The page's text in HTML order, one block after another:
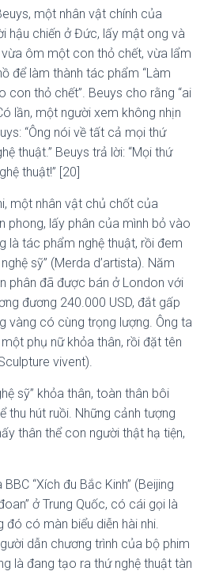
một nhân vật chính của
hậu chiến ở Đức, lấy mật ong và
ôm một con thỏ chết, vừa lẩm
để làm thành tác phẩm “Làm
con thỏ chết”. Beuys cho rằng “ai
lần, một người xem không nhịn
“Ông nói về tất cả mọi thứ
thuật.” Beuys trả lời: “Mọi thứ
thuật!” [20]
một nhân vật chủ chốt của
phong, lấy phân của mình bỏ vào
là tác phẩm nghệ thuật, rồi đem
sỹ” (Merda d’artista). Năm
phân đã được bán ở London với
đương 240.000 USD, đắt gấp
vàng có cùng trọng lượng. Ông ta
phụ nữ khỏa thân, rồi đặt tên
vivent).
sỹ” khỏa thân, toàn thân bôi
thu hút ruồi. Những cảnh tượng
thân thể con người thật hạ tiện,
“Xích đu Bắc Kinh” (Beijing
ở Trung Quốc, có cái gọi là
đó có màn biểu diễn hài nhi.
dẫn chương trình của bộ phim
là đang tạo ra thứ nghệ thuật tàn